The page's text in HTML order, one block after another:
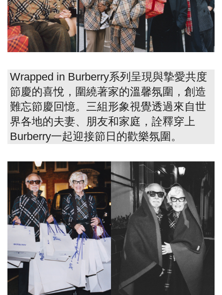
Wrapped in Burberry系列呈現與摯愛共度
節慶的喜悅，圍繞著家的溫馨氛圍，創造
難忘節慶回憶。三組形象視覺透過來自世
界各地的夫妻、朋友和家庭，詮釋穿上
Burberry一起迎接節日的歡樂氛圍。